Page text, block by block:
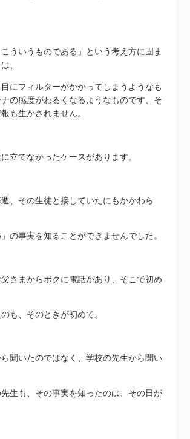
こういうものである」という考え方に固ま
、
にフィルターがかかってしまうようなも
の感度がわるくなるようなものです、そ
も生かされません。
立てなかったケースがあります。
、その生徒と接していたにもかかわら
の事実を知ることができませんでした。
さまからボクに電話があり、そこで初め
も、そのときが初めて。
聞いたのではなく、学校の先生から聞い
生も、その事実を知ったのは、その日が